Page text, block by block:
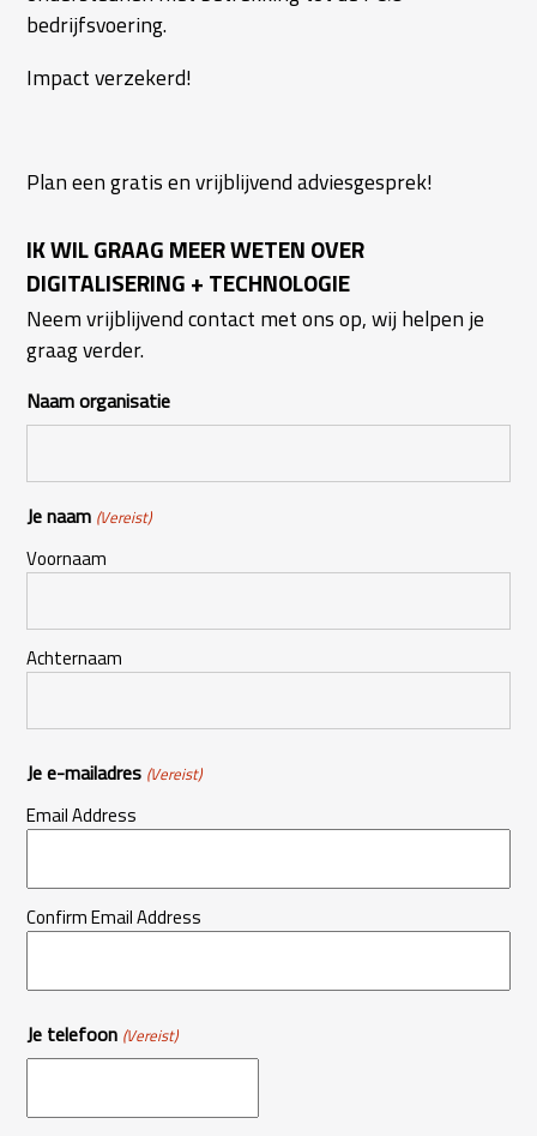
bedrijfsvoering.
Impact verzekerd!
Plan een gratis en vrijblijvend adviesgesprek!
IK WIL GRAAG MEER WETEN OVER
DIGITALISERING + TECHNOLOGIE
Neem vrijblijvend contact met ons op, wij helpen je
graag verder.
Naam organisatie
Je naam (Vereist)
Voornaam
Achternaam
Je e-mailadres (Vereist)
Email Address
Confirm Email Address
Je telefoon (Vereist)